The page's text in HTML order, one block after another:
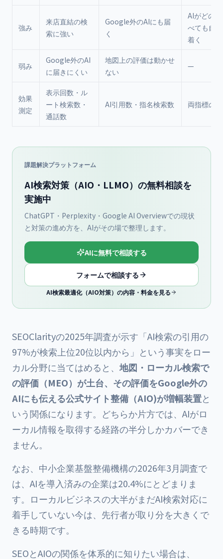
強み
来店直結の検
索に強い
Google外のAIにも届
く
AIがどの
べても自
着く
弱み
Google外のAI
に届きにくい
地図上の評価は動かせ
ない
—
効果
測定
表示回数・ル
ート検索数・
通話数
AI引用数・指名検索数 両指標の
課題解決プラットフォーム
AI検索対策（AIO・LLMO）の無料相談を
実施中
ChatGPT・Perplexity・Google AI Overviewでの現状
と対策の進め方を、AIがその場で整理します。
AIに無料で相談する
フォームで相談する
AI検索最適化（AIO対策）の内容・料金を見る
SEOClarityの2025年調査が示す「AI検索の引用の
97%が検索上位20位以内から」という事実をロー
カル分野に当てはめると、 地図・ローカル検索で
の評価（MEO）が土台、その評価をGoogle外の
AIにも伝える公式サイト整備（AIO)が増幅装置と
いう関係になります。どちらか片方では、AIがロ
ーカル情報を取得する経路の半分しかカバーでき
ません。
なお、中小企業基盤整備機構の2026年3月調査で
は、AIを導入済みの企業は20.4%にとどまりま
す。ローカルビジネスの大半がまだAI検索対応に
着手していない今は、先行者が取り分を大きくで
きる時期です。
SEOとAIOの関係を体系的に知りたい場合は、